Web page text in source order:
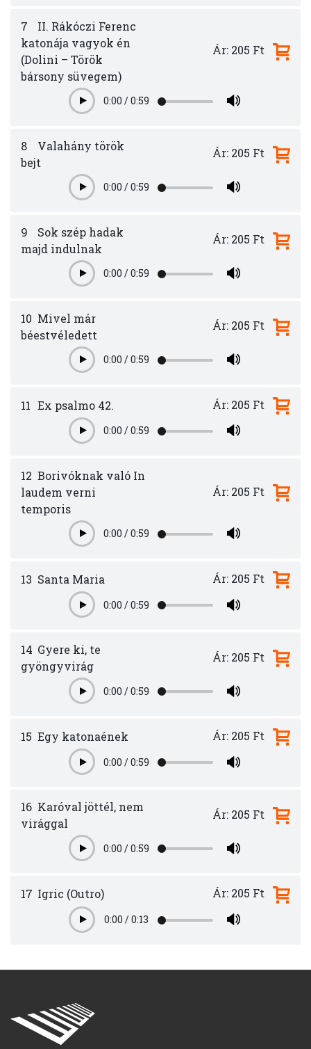
7
II. Rákóczi Ferenc
katonája vagyok én
(Dolini – Török
bársony süvegem)
Play0:00 /0:59
Ár: 205 Ft
8
Valahány török
bejt
Play0:00 /0:59
Ár: 205 Ft
9
Sok szép hadak
majd indulnak
Play0:00 /0:59
Ár: 205 Ft
10 Mivel már
béestvéledett
Play0:00 /0:59
Ár: 205 Ft
11 Ex psalmo 42.
Play0:00 /0:59
Ár: 205 Ft
12 Borivóknak való In
laudem verni
temporis
Play0:00 /0:59
Ár: 205 Ft
13 Santa Maria
Play0:00 /0:59
Ár: 205 Ft
14 Gyere ki, te
gyöngyvirág
Play0:00 /0:59
Ár: 205 Ft
15 Egy katonaének
Play0:00 /0:59
Ár: 205 Ft
16 Karóval jöttél, nem
virággal
Play0:00 /0:59
Ár: 205 Ft
17 Igric (Outro)
Play0:00 /0:13
Ár: 205 Ft